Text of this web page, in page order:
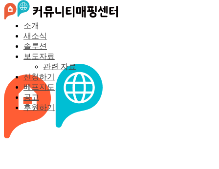
소개
새소식
솔루션
보도자료
관련 자료
신청하기
베프지도
공고
후원하기
세상과 나를
핑센터